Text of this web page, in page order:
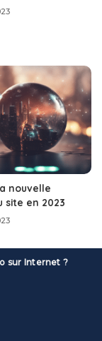
nouvelle
site en 2023
sur Internet ?